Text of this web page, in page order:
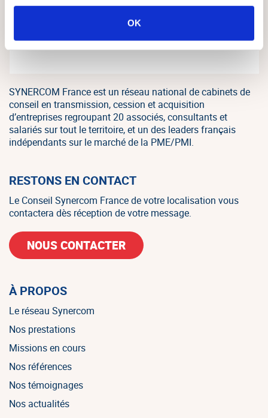
OK
SYNERCOM France est un réseau national de cabinets de
conseil en transmission, cession et acquisition
d’entreprises regroupant 20 associés, consultants et
salariés sur tout le territoire, et un des leaders français
indépendants sur le marché de la PME/PMI.
RESTONS EN CONTACT
Le Conseil Synercom France de votre localisation vous
contactera dès réception de votre message.
NOUS CONTACTER
À PROPOS
Le réseau Synercom
Nos prestations
Missions en cours
Nos références
Nos témoignages
Nos actualités